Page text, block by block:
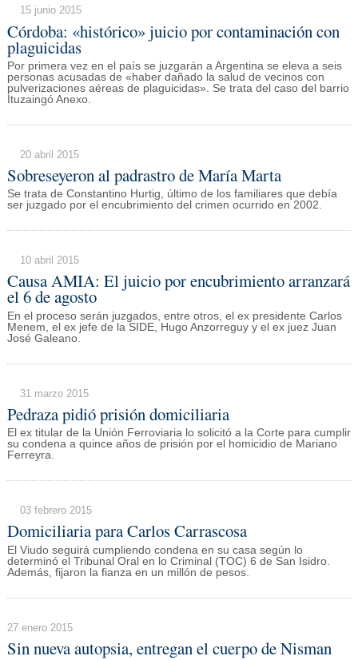
15 junio 2015
Córdoba: «histórico» juicio por contaminación con
plaguicidas
Por primera vez en el país se juzgarán a Argentina se eleva a seis
personas acusadas de «haber dañado la salud de vecinos con
pulverizaciones aéreas de plaguicidas». Se trata del caso del barrio
Ituzaingó Anexo.
20 abril 2015
Sobreseyeron al padrastro de María Marta
Se trata de Constantino Hurtig, último de los familiares que debía
ser juzgado por el encubrimiento del crimen ocurrido en 2002.
10 abril 2015
Causa AMIA: El juicio por encubrimiento arranzará
el 6 de agosto
En el proceso serán juzgados, entre otros, el ex presidente Carlos
Menem, el ex jefe de la SIDE, Hugo Anzorreguy y el ex juez Juan
José Galeano.
31 marzo 2015
Pedraza pidió prisión domiciliaria
El ex titular de la Unión Ferroviaria lo solicitó a la Corte para cumplir
su condena a quince años de prisión por el homicidio de Mariano
Ferreyra.
03 febrero 2015
Domiciliaria para Carlos Carrascosa
El Viudo seguirá cumpliendo condena en su casa según lo
determinó el Tribunal Oral en lo Criminal (TOC) 6 de San Isidro.
Además, fijaron la fianza en un millón de pesos.
27 enero 2015
Sin nueva autopsia, entregan el cuerpo de Nisman